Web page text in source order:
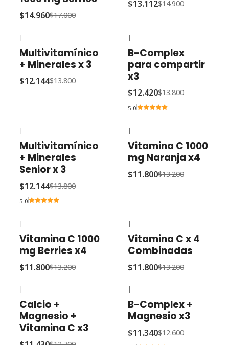
$14.960$17.000
$13.112$14.900
|
Multivitamínico
+ Minerales x 3
$12.144$13.800
|
B-Complex
para compartir
x3
$12.420$13.800
5.0
|
Multivitamínico
+ Minerales
Senior x 3
$12.144$13.800
5.0
|
Vitamina C 1000
mg Naranja x4
$11.800$13.200
|
Vitamina C 1000
mg Berries x4
$11.800$13.200
|
Vitamina C x 4
Combinadas
$11.800$13.200
|
Calcio +
Magnesio +
Vitamina C x3
|
B-Complex +
Magnesio x3
$11.340$12.600